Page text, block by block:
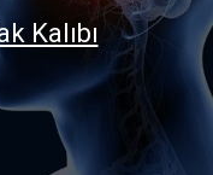
Kalıbı